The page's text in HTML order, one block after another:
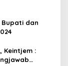
Bupati dan
Keintjem :